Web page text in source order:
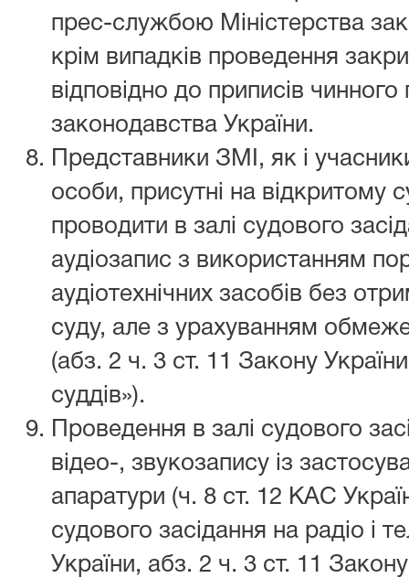
прес-службою Міністерства
крім випадків проведення
відповідно до приписів
законодавства України.
Представники ЗМІ, як і
особи, присутні на відкритому
проводити в залі судового
аудіозапис з використанням
аудіотехнічних засобів без
суду, але з урахуванням
(абз. 2 ч. 3 ст. 11 Закону
суддів»).
Проведення в залі судового
відео-, звукозапису із
апаратури (ч. 8 ст. 12 КАС
судового засідання на радіо і
України, абз. 2 ч. 3 ст. 11